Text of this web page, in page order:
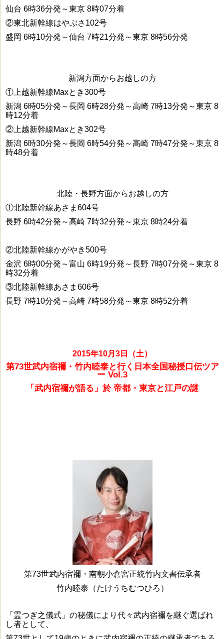
仙台 6時36分発～東京 8時07分着
②東北新幹線はやぶさ102号
盛岡 6時10分発～仙台 7時21分発～東京 8時56分発
新潟方面からお越しの方
①上越新幹線Maxとき300号
新潟 6時05分発～長岡 6時28分発～高崎 7時13分発～東京 8
時12分着
②上越新幹線Maxとき302号
新潟 6時30分発～長岡 6時54分発～高崎 7時47分発～東京 8
時48分着
北陸・長野方面からお越しの方
①北陸新幹線あさま604号
長野 6時42分発～高崎 7時32分発～東京 8時24分着
②北陸新幹線かがやき500号
金沢 6時00分発～富山 6時19分発～長野 7時07分発～東京 8
時32分着
③北陸新幹線あさま606号
長野 7時10分発～高崎 7時58分発～東京 8時52分着
2015年10月3日（土）
第73世武内宿禰・竹内睦泰と行く日本全国秘授口伝ツア
ー Vol.3
「 武内宿禰が語る」於帝都・東京と江戸の謎
第73世武内宿禰・南朝小倉宮正統竹内文書伝承者
竹内睦泰（たけうちむつひろ）
「霊つぎ之儀式」の秘儀により代々武内宿禰を継ぐ選ばれ
し者として、